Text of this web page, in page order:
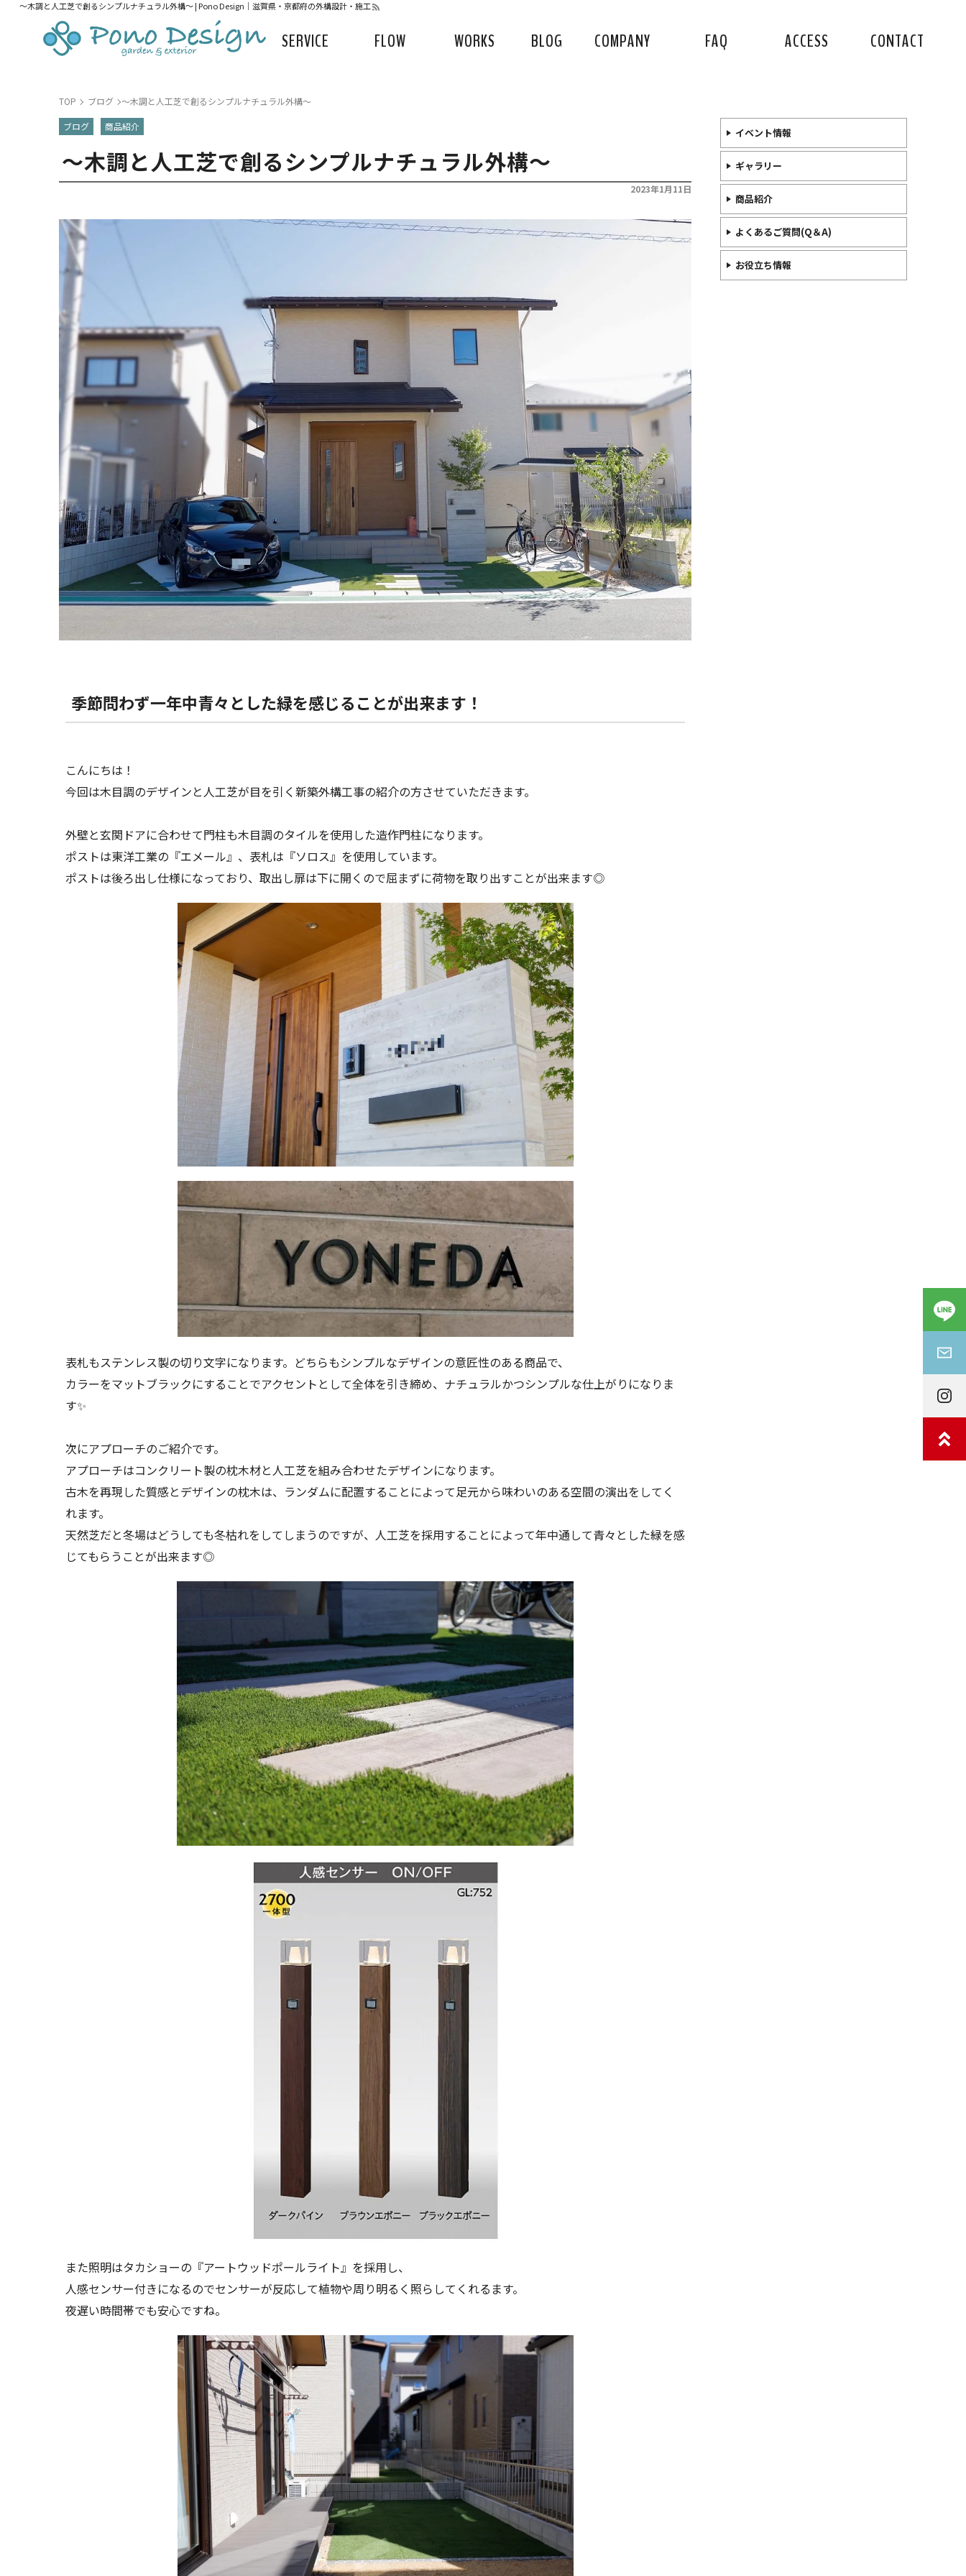
～木調と人工芝で創るシンプルナチュラル外構～ | Pono Design｜滋賀県・京都府の外構設計・施工
SERVICE FLOW WORKS BLOG COMPANY FAQ ACCESS CONTACT
TOP ブログ ～木調と人工芝で創るシンプルナチュラル外構～
ブログ 商品紹介
～木調と人工芝で創るシンプルナチュラル外構～
2023年1月11日
季節問わず一年中青々とした緑を感じることが出来ます！
こんにちは！
今回は木目調のデザインと人工芝が目を引く新築外構工事の紹介の方させていただきます。
外壁と玄関ドアに合わせて門柱も木目調のタイルを使用した造作門柱になります。
ポストは東洋工業の『エメール』、表札は『ソロス』を使用しています。
ポストは後ろ出し仕様になっており、取出し扉は下に開くので屈まずに荷物を取り出すことが出来ます◎
表札もステンレス製の切り文字になります。どちらもシンプルなデザインの意匠性のある商品で、
カラーをマットブラックにすることでアクセントとして全体を引き締め、ナチュラルかつシンプルな仕上がりになりま
す✨
次にアプローチのご紹介です。
アプローチはコンクリート製の枕木材と人工芝を組み合わせたデザインになります。
古木を再現した質感とデザインの枕木は、ランダムに配置することによって足元から味わいのある空間の演出をしてく
れます。
天然芝だと冬場はどうしても冬枯れをしてしまうのですが、人工芝を採用することによって年中通して青々とした緑を感
じてもらうことが出来ます◎
また照明はタカショーの『アートウッドポールライト』を採用し、
人感センサー付きになるのでセンサーが反応して植物や周り明るく照らしてくれるます。
夜遅い時間帯でも安心ですね。
イベント情報
ギャラリー
商品紹介
よくあるご質問(Q＆A)
お役立ち情報